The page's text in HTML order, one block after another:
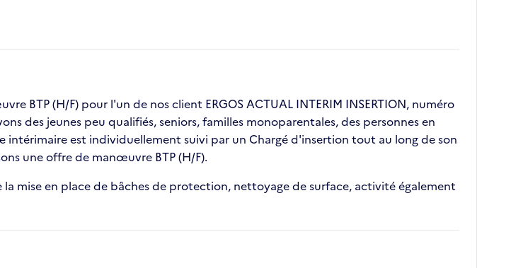
BTP (H/F) pour l'un de nos client ERGOS ACTUAL INTERIM INSERTION, numéro
des jeunes peu qualifiés, seniors, familles monoparentales, des personnes en
est individuellement suivi par un Chargé d'insertion tout au long de son
une offre de manœuvre BTP (H/F).
mise en place de bâches de protection, nettoyage de surface, activité également